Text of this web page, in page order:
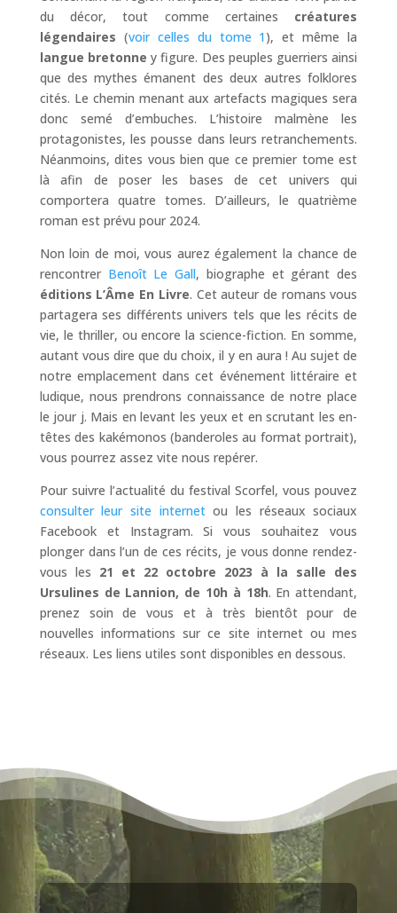
du décor, tout comme certaines créatures
légendaires (voir celles du tome 1 ), et même la
langue bretonne y figure. Des peuples guerriers ainsi
que des mythes émanent des deux autres folklores
cités. Le chemin menant aux artefacts magiques sera
donc semé d’embuches. L’histoire malmène les
protagonistes, les pousse dans leurs retranchements.
Néanmoins, dites vous bien que ce premier tome est
là afin de poser les bases de cet univers qui
comportera quatre tomes. D’ailleurs, le quatrième
roman est prévu pour 2024.
Non loin de moi, vous aurez également la chance de
rencontrer Benoît Le Gall, biographe et gérant des
éditions L’Âme En Livre. Cet auteur de romans vous
partagera ses différents univers tels que les récits de
vie, le thriller, ou encore la science-fiction. En somme,
autant vous dire que du choix, il y en aura ! Au sujet de
notre emplacement dans cet événement littéraire et
ludique, nous prendrons connaissance de notre place
le jour j. Mais en levant les yeux et en scrutant les en-
têtes des kakémonos (banderoles au format portrait),
vous pourrez assez vite nous repérer.
Pour suivre l’actualité du festival Scorfel, vous pouvez
consulter leur site internetou les réseaux sociaux
Facebook et Instagram. Si vous souhaitez vous
plonger dans l’un de ces récits, je vous donne rendez-
vous les 21 et 22 octobre 2023 à la salle des
Ursulines de Lannion, de 10h à 18h. En attendant,
prenez soin de vous et à très bientôt pour de
nouvelles informations sur ce site internet ou mes
réseaux. Les liens utiles sont disponibles en dessous.